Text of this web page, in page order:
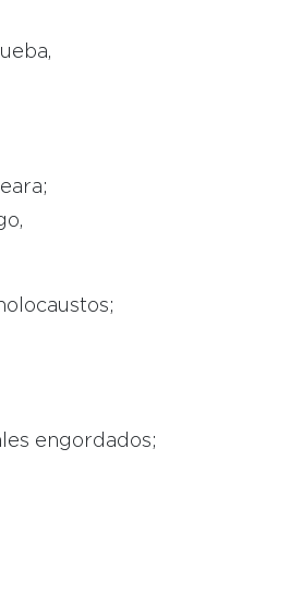
engordados;